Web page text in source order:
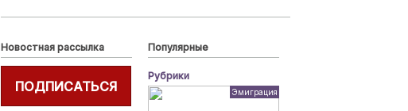
Новостная рассылка
ПОДПИСАТЬСЯ
Популярные
Рубрики
Эмиграция